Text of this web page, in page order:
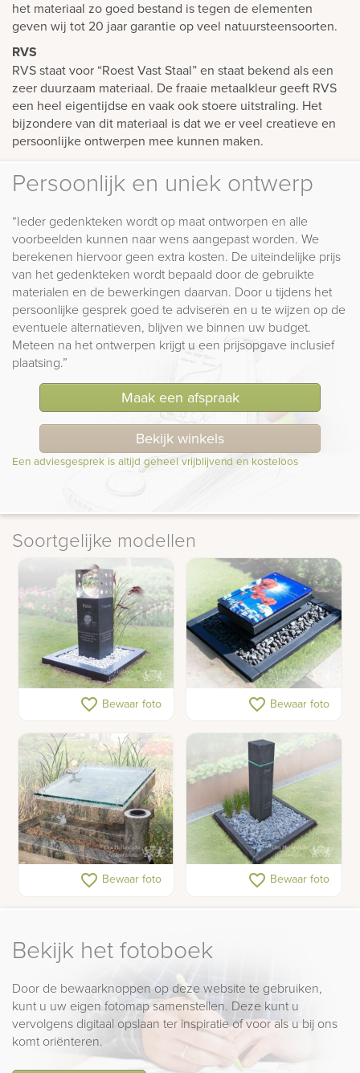
het materiaal zo goed bestand is tegen de elementen
geven wij tot 20 jaar garantie op veel natuursteensoorten.
RVS
RVS staat voor “Roest Vast Staal” en staat bekend als een
zeer duurzaam materiaal. De fraaie metaalkleur geeft RVS
een heel eigentijdse en vaak ook stoere uitstraling. Het
bijzondere van dit materiaal is dat we er veel creatieve en
persoonlijke ontwerpen mee kunnen maken.
Persoonlijk en uniek ontwerp
“Ieder gedenkteken wordt op maat ontworpen en alle
voorbeelden kunnen naar wens aangepast worden. We
berekenen hiervoor geen extra kosten. De uiteindelijke prijs
van het gedenkteken wordt bepaald door de gebruikte
materialen en de bewerkingen daarvan. Door u tijdens het
persoonlijke gesprek goed te adviseren en u te wijzen op de
eventuele alternatieven, blijven we binnen uw budget.
Meteen na het ontwerpen krijgt u een prijsopgave inclusief
plaatsing.”
Maak een afspraak
Bekijk winkels
Een adviesgesprek is altijd geheel vrijblijvend en kosteloos
Soortgelijke modellen
Urnen gedenkteken
favorite_border Bewaar foto Urnengraffavorite_border Bewaar foto
Urnenveldmonumenten
favorite_border Bewaar foto
Urnengraf natuurstenen
zuil met ingelegd
favorite_border Bewaar foto
Bekijk het fotoboek
Door de bewaarknoppen op deze website te gebruiken,
kunt u uw eigen fotomap samenstellen. Deze kunt u
vervolgens digitaal opslaan ter inspiratie of voor als u bij ons
komt oriënteren.